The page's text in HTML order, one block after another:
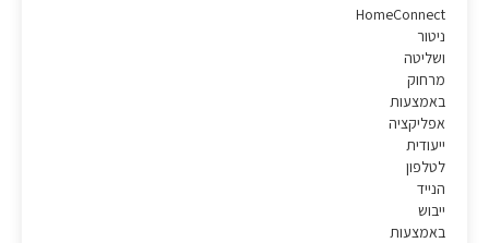
HomeConnect
ניטור
ושליטה
מרחוק
באמצעות
אפליקציה
ייעודית
לטלפון
הנייד
ייבוש
באמצעות